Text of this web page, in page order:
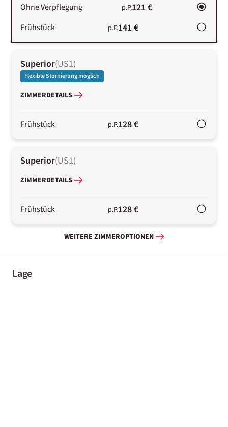
Ohne Verpflegung p.P.121 €
Frühstück p.P.141 €
Superior(US1)
Flexible Stornierung möglich
ZIMMERDETAILS
Frühstück p.P.128 €
Superior(US1)
ZIMMERDETAILS
Frühstück p.P.128 €
WEITERE ZIMMEROPTIONEN
Lage